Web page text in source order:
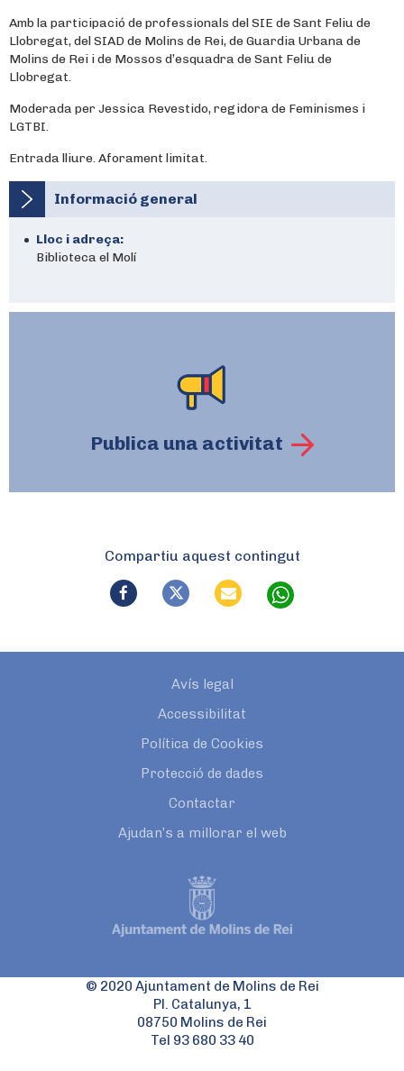
Amb la participació de professionals del SIE de Sant Feliu de
Llobregat, del SIAD de Molins de Rei, de Guardia Urbana de
Molins de Rei i de Mossos d’esquadra de Sant Feliu de
Llobregat.
Moderada per Jessica Revestido, regidora de Feminismes i
LGTBI.
Entrada lliure. Aforament limitat.
Informació general
Lloc i adreça:
Biblioteca el Molí
Publica una activitat
Compartiu aquest contingut
Avís legal
Accessibilitat
Política de Cookies
Protecció de dades
Contactar
Ajudan’s a millorar el web
© 2020 Ajuntament de Molins de Rei
Pl. Catalunya, 1
08750 Molins de Rei
Tel 93 680 33 40